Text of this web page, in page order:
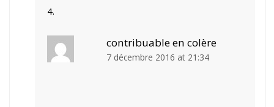
contribuable en colère
7 décembre 2016 at 21:34